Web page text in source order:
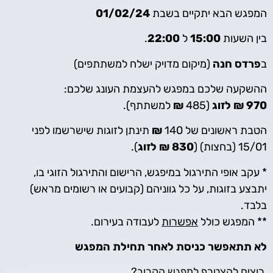
המפגש הבא יתקיים בשבת 01/02/24
בין השעות 15:00ל 22:00
.
בפרדס חנה (מיקום מדויק ישלח למשתתפים)
ההשקעה שלכם במפגש להעצמת העונג שלכם:
970 ₪ לזוג
(485
₪ למשתתף).
הטבת ראשונים של 140
₪ תינתן לזוגות שישרשמו לפני
15/01 (בחצות) (
830 ₪ לזוג
).
* עקב אופי התירגול במיפגש, הרישום והתירגול הזוגי בו,
יתבצע בזוגות, על כל גווניהם (קבועים או רשומים מראש)
בלבד.
** המפגש כולל אפשרות לעבודה בעירום.
לא תתאפשר כניסת לאחר תחילת המפגש